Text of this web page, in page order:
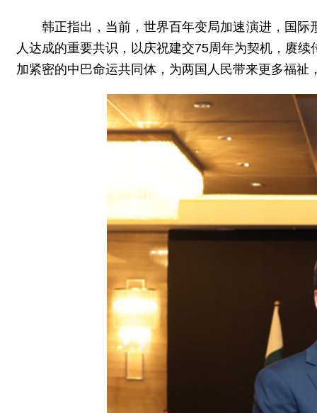
韩正指出，当前，世界百年变局加速演进，国
人达成的重要共识，以庆祝建交75周年为契机，赓
加紧密的中巴命运共同体，为两国人民带来更多福